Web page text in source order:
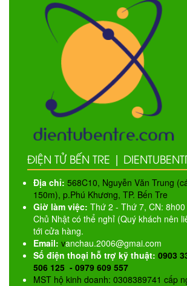
ĐIỆN TỬ BẾN TRE |
Địa chỉ: 568C10, Nguyễn Văn Trung
150m), p.Phú Khương, TP. Bến Tre
Giờ làm việc: Thứ 2 - Thứ 7, CN:
Chủ Nhật có thể nghỉ (Quý khách nên
tới cửa hàng.
Email: vanchau.2006@gmai.com
Số điện thoại hỗ trợ kỹ thuật: 0903
506 125 - 0979 609 557
MST hộ kinh doanh: 0308389741 cấp